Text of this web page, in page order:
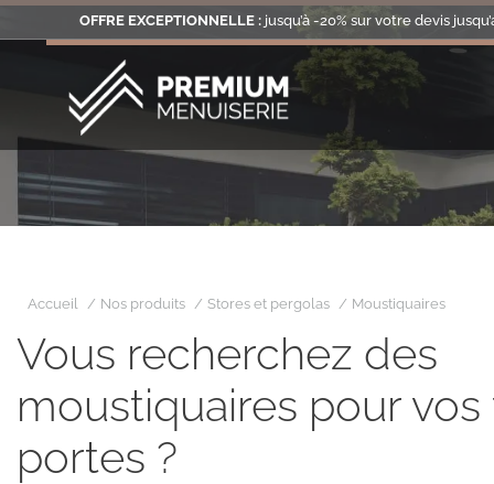
OFFRE EXCEPTIONNELLE : jusqu’à -20% sur votre devis
Vous êtes ici :
Accueil Nos produits Stores et pergolas Moustiquaires
Vous recherchez des
moustiquaires pour
portes ?